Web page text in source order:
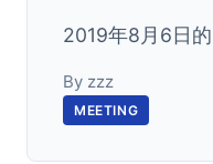
2019年8月6日的
By zzz
MEETING